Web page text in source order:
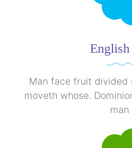
English
Man face fruit divided
moveth whose.
man